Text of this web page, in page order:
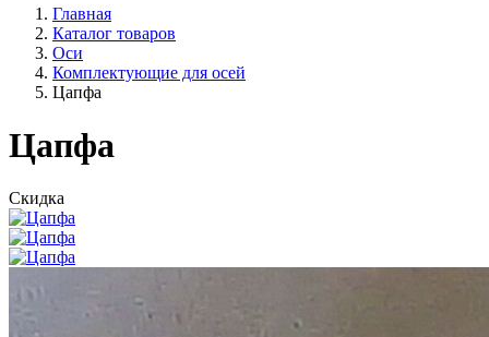
Главная
Каталог товаров
Оси
Комплектующие для осей
Цапфа
Цапфа
Скидка